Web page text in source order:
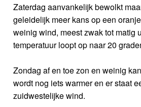
Zaterdag aanvankelijk bewolkt
geleidelijk meer kans op een
weinig wind, meest zwak tot matig
temperatuur loopt op naar 20
Zondag af en toe zon en weinig
wordt nog iets warmer en er staat
zuidwestelijke wind.